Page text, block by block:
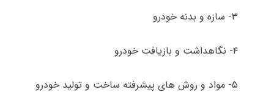
۳- سازه و بدنه خودرو
۴- نگاهداشت و بازیافت خودرو
۵- مواد و روش های پیشرفته ساخت و تولید خودرو